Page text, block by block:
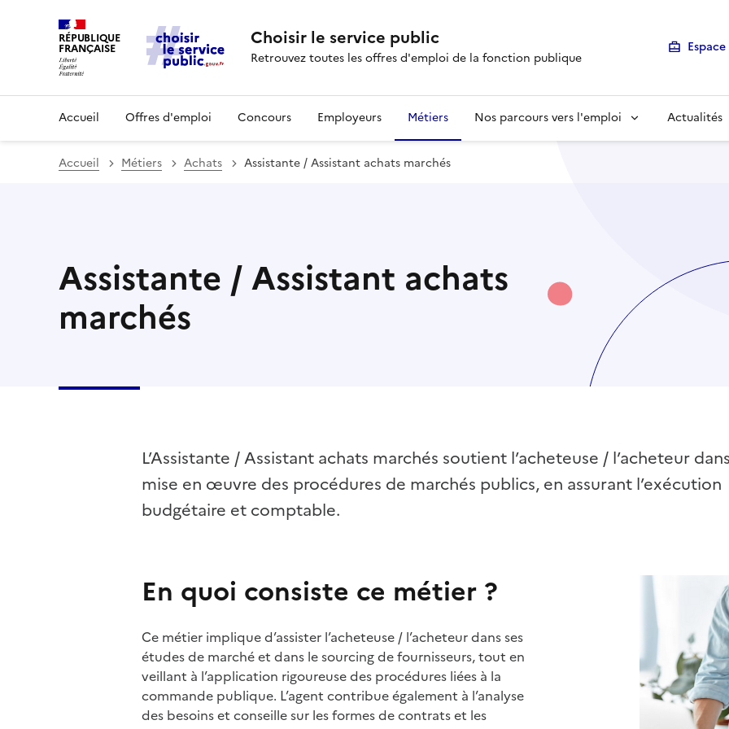
RÉPUBLIQUE
FRANÇAISE Choisir le service public
Retrouvez toutes les offres d'emploi de la fonction publique
Accueil Offres d'emploi Concours Employeurs Métiers Nos parcours vers l'emploi Actualités
Accueil Métiers Achats Assistante / Assistant achats marchés
Assistante / Assistant achats
marchés
L’Assistante / Assistant achats marchés soutient l’acheteuse / l’acheteur
mise en œuvre des procédures de marchés publics, en assurant l’exécution
budgétaire et comptable.
En quoi consiste ce métier ?
Ce métier implique d’assister l’acheteuse / l’acheteur dans ses
études de marché et dans le sourcing de fournisseurs, tout en
veillant à l’application rigoureuse des procédures liées à la
commande publique. L’agent contribue également à l’analyse
des besoins et conseille sur les formes de contrats et les